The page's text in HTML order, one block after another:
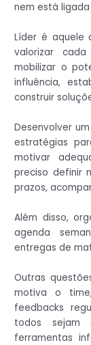
nem está
Líder é aquele
valorizar
mobilizar o
influência,
construir
Desenvolver
estratégias
motivar
preciso definir
prazos,
Além disso,
agenda
entregas de
Outras
motiva o
feedbacks
todos sejam
ferramentas